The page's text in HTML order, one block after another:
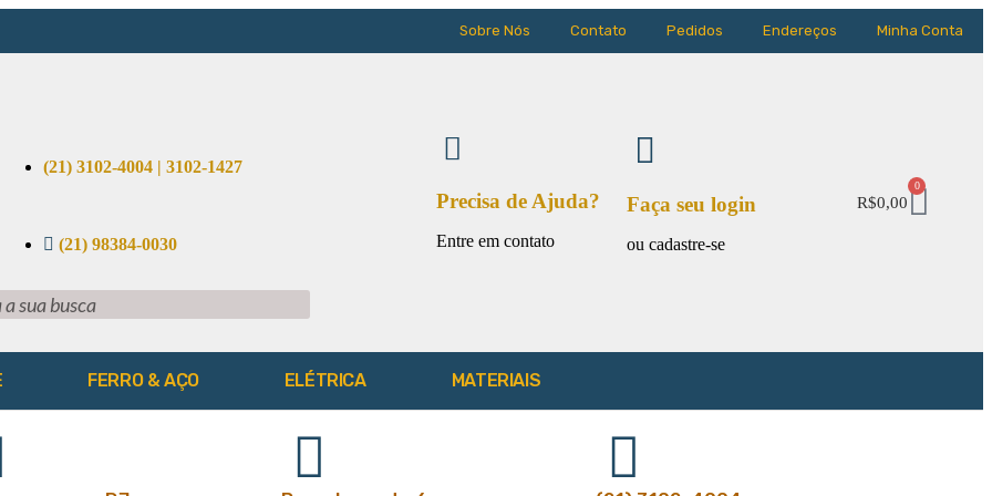
Sobre Nós Contato Pedidos Endereços Minha Conta
(21) 3102-4004 | 3102-1427
(21) 98384-0030
Precisa de Ajuda?
Entre em contato
Faça seu login
ou cadastre-se
R$0,00
0
FERRO & AÇO ELÉTRICA MATERIAIS